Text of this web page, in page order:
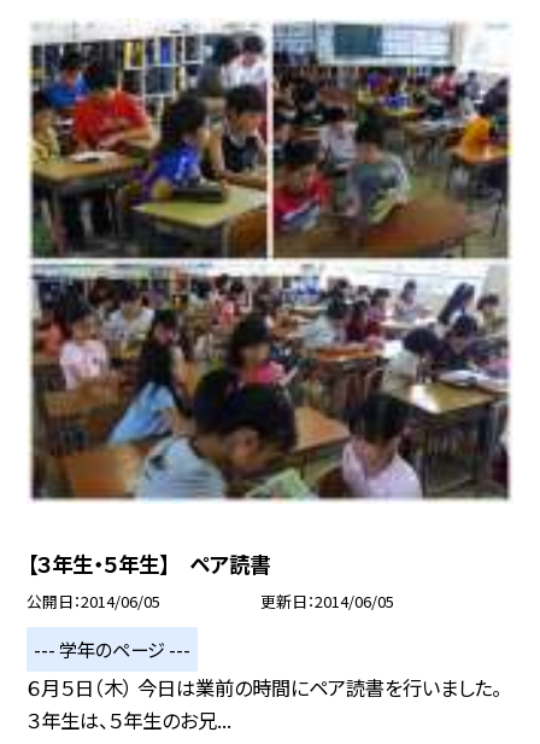
【３年生・５年生】 ペア読書
公開日 2014/06/05 更新日 2014/06/05
--- 学年のページ ---
６月５日（木） 今日は業前の時間にペア読書を行いました。
３年生は、５年生のお兄...